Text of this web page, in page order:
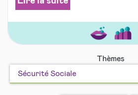
vivreThèmes